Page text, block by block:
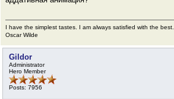
I have the simplest tastes. I am always satisfied with the best.
Oscar Wilde
Gildor
Administrator
Hero Member
Posts: 7956